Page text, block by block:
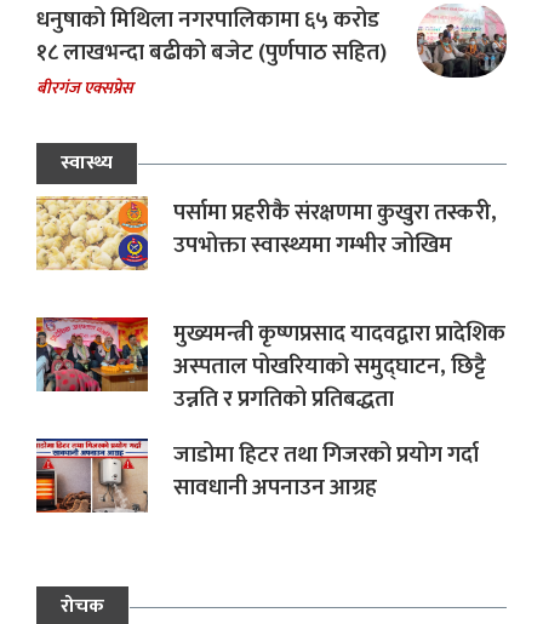
धनुषाको मिथिला नगरपालिकामा ६५ करोड
१८ लाखभन्दा बढीको बजेट (पुर्णपाठ सहित)
बीरगंज एक्सप्रेस
स्वास्थ्य
पर्सामा प्रहरीकै संरक्षणमा कुखुरा तस्करी,
उपभोक्ता स्वास्थ्यमा गम्भीर जोखिम
मुख्यमन्त्री कृष्णप्रसाद यादवद्वारा प्रादेशिक
अस्पताल पोखरियाको समुद्घाटन, छिट्टै
उन्नति र प्रगतिको प्रतिबद्धता
जाडोमा हिटर तथा गिजरको प्रयोग गर्दा
सावधानी अपनाउन आग्रह
रोचक